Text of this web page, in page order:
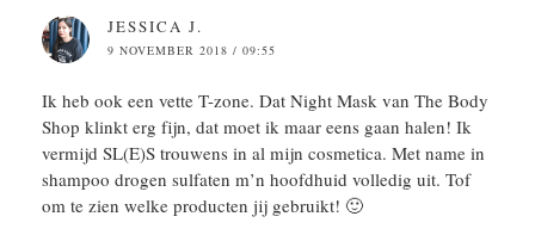
JESSICA J.
9 NOVEMBER 2018 / 09:55
Ik heb ook een vette T-zone. Dat Night Mask van The Body
Shop klinkt erg fijn, dat moet ik maar eens gaan halen! Ik
vermijd SL(E)S trouwens in al mijn cosmetica. Met name in
shampoo drogen sulfaten m’n hoofdhuid volledig uit. Tof
om te zien welke producten jij gebruikt! 🙂